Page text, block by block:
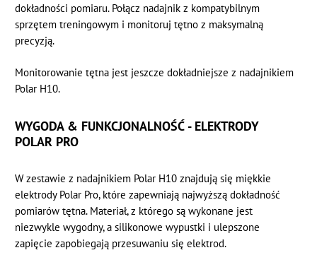
dokładności pomiaru. Połącz nadajnik z kompatybilnym
sprzętem treningowym i monitoruj tętno z maksymalną
precyzją.
Monitorowanie tętna jest jeszcze dokładniejsze z nadajnikiem
Polar H10.
WYGODA & FUNKCJONALNOŚĆ - ELEKTRODY
POLAR PRO
W zestawie z nadajnikiem Polar H10 znajdują się miękkie
elektrody Polar Pro, które zapewniają najwyższą dokładność
pomiarów tętna. Materiał, z którego są wykonane jest
niezwykle wygodny, a silikonowe wypustki i ulepszone
zapięcie zapobiegają przesuwaniu się elektrod.